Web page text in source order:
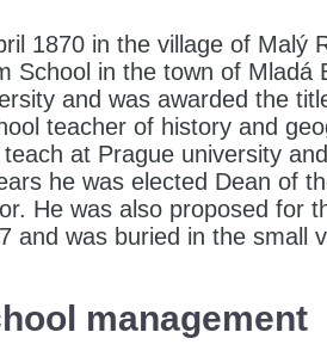
1870 in the village of Malý
School in the town of Mladá
and was awarded the
teacher of history and
at Prague university
he was elected Dean of
He was also proposed for
and was buried in the small
management